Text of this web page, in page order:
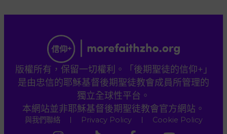
版權所有，保留一切權利。「後期聖徒的信仰+」
是由忠信的耶穌基督後期聖徒教會成員所管理的
獨立全球性平台。
本網站並非耶穌基督後期聖徒教會官方網站。
與我們聯絡 Privacy Policy Cookie Policy